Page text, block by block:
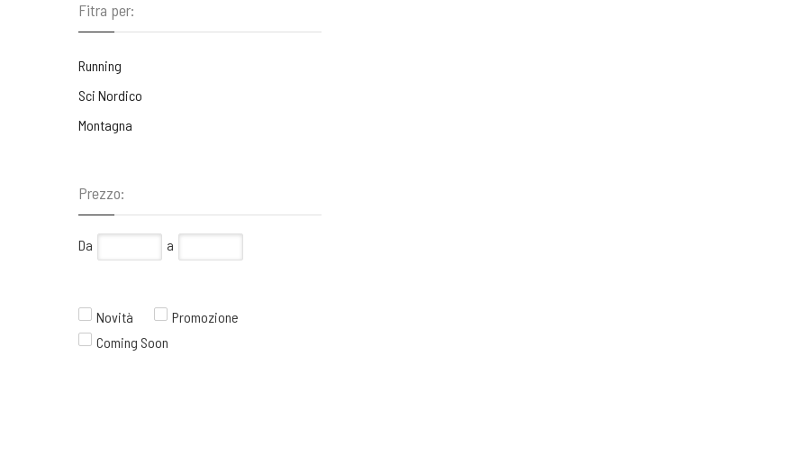
Fitra per:
Running
Sci Nordico
Montagna
Prezzo:
Da a
Novità
Promozione
Coming Soon